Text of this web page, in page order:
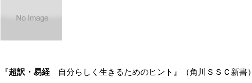
『超訳・易経 自分らしく生きるためのヒント』（角川ＳＳＣ新書）